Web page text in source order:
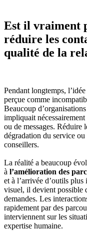
Est il vraiment
réduire les
qualité de la
Pendant longtemps, l’idée
perçue comme
Beaucoup
impliquait
ou de messages. Réduire
dégradation du service
conseillers.
La réalité a beaucoup
à l’amélioration des
et à l’arrivée d’outils
visuel, il devient possible
demandes. Les
rapidement par des
interviennent sur les
expertise humaine.